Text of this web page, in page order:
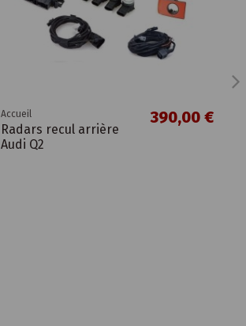
Accueil
Radars recul arrière
Audi Q2
390,00 €